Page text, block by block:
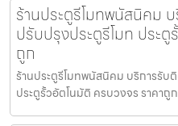
ร้านประตูรีโมทพนัสนิคม
ปรับปรุงประตูรีโมท ประ
ถูก
ร้านประตูรีโมทพนัสนิคม บริการรับ
ประตูรั้วอัตโนมัติ ครบวงจร ราคาถู